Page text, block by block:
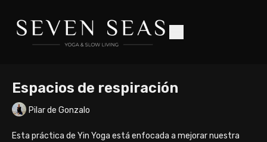
Espacios de respiración
Pilar de Gonzalo
Esta práctica de Yin Yoga está enfocada a mejorar nuestra